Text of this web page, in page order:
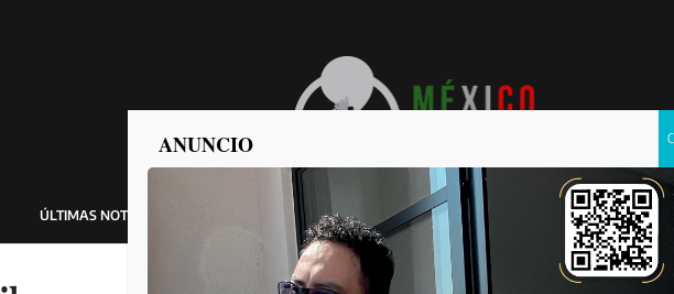
ÚLTIMAS NOTICIAS POLÍTICA POLICIACA
ANUNCIO